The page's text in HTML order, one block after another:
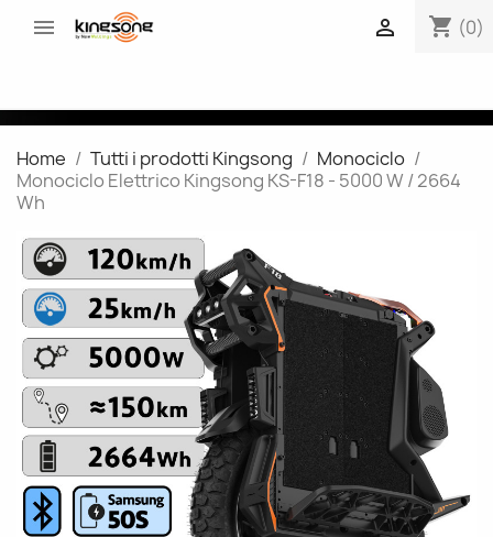
 shopping_cart (0)

Home Tutti i prodotti Kingsong
Monociclo
Monociclo Elettrico Kingsong KS-F18 - 5000 W / 2664
Wh